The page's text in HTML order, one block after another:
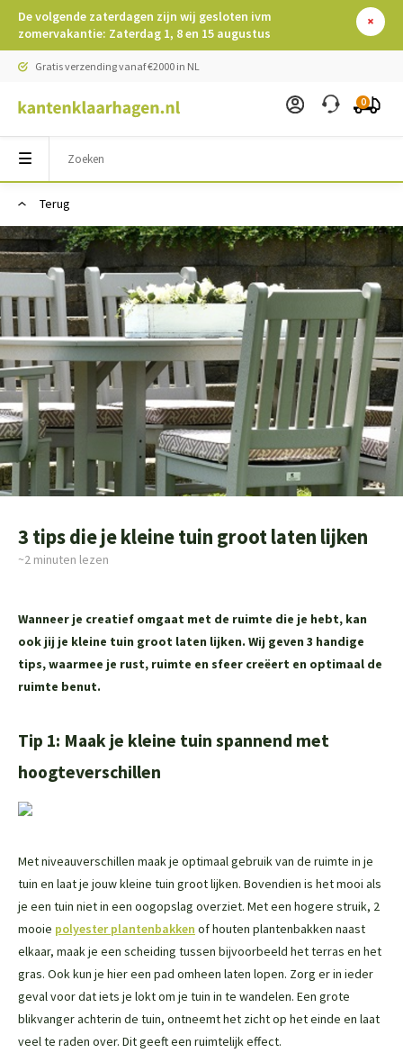
De volgende zaterdagen zijn wij gesloten ivm
zomervakantie: Zaterdag 1, 8 en 15 augustus
Gratis verzending vanaf €2000 in NL
0
Terug
3 tips die je kleine tuin groot laten lijken
~2 minuten lezen
Wanneer je creatief omgaat met de ruimte die je hebt, kan
ook jij je kleine tuin groot laten lijken. Wij geven 3 handige
tips, waarmee je rust, ruimte en sfeer creëert en optimaal de
ruimte benut.
Tip 1: Maak je kleine tuin spannend met
hoogteverschillen
Met niveauverschillen maak je optimaal gebruik van de ruimte in je
tuin en laat je jouw kleine tuin groot lijken. Bovendien is het mooi als
je een tuin niet in een oogopslag overziet. Met een hogere struik, 2
mooie polyester plantenbakken of houten plantenbakken naast
elkaar, maak je een scheiding tussen bijvoorbeeld het terras en het
gras. Ook kun je hier een pad omheen laten lopen. Zorg er in ieder
geval voor dat iets je lokt om je tuin in te wandelen. Een grote
blikvanger achterin de tuin, ontneemt het zicht op het einde en laat
veel te raden over. Dit geeft een ruimtelijk effect.